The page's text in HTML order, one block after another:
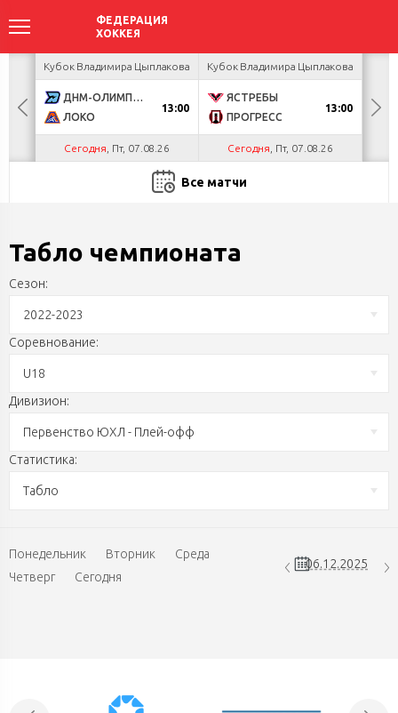
Кубок Владимира Цыплакова
ДНМ-ОЛИМПИК
ЛОКО
13:00
Сегодня , Пт, 07.08.26
Кубок Владимира Цыплакова
ЯСТРЕБЫ
ПРОГРЕСС
13:00
Сегодня , Пт, 07.08.26
Все матчи
Табло чемпионата
Сезон:
2022-2023
Соревнование:
U18
Дивизион:
Первенство ЮХЛ - Плей-офф
Статистика:
Табло
Понедельник Вторник
Среда
Четверг
Сегодня